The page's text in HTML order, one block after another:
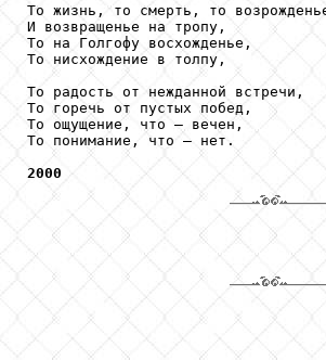
То жизнь, то смерть, то
И возвращенье на тропу,
То на Голгофу восхожденье,
То нисхождение в толпу,
То радость от нежданной встречи,
То горечь от пустых побед,
То ощущение, что – вечен,
То понимание, что – нет.
2000